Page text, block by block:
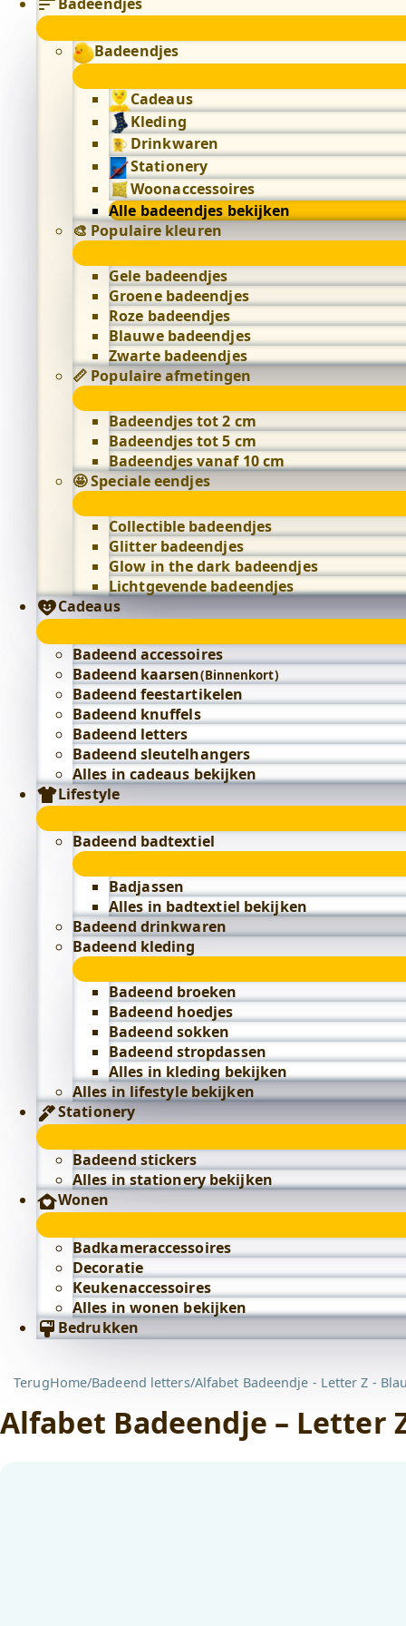
Badeendjes
Cadeaus
Kleding
Drinkwaren
Stationery
Woonaccessoires
Alle badeendjes bekijken
🎨 Populaire kleuren
Gele badeendjes
Groene badeendjes
Roze badeendjes
Blauwe badeendjes
Zwarte badeendjes
📏 Populaire afmetingen
Badeendjes tot 2 cm
Badeendjes tot 5 cm
Badeendjes vanaf 10 cm
🤩 Speciale eendjes
Collectible badeendjes
Glitter badeendjes
Glow in the dark badeendjes
Lichtgevende badeendjes
Cadeaus
Badeend accessoires
Badeend kaarsen(Binnenkort)
Badeend feestartikelen
Badeend knuffels
Badeend letters
Badeend sleutelhangers
Alles in cadeaus bekijken
Lifestyle
Badeend badtextiel
Badjassen
Alles in badtextiel bekijken
Badeend drinkwaren
Badeend kleding
Badeend broeken
Badeend hoedjes
Badeend sokken
Badeend stropdassen
Alles in kleding bekijken
Alles in lifestyle bekijken
Stationery
Badeend stickers
Alles in stationery bekijken
Wonen
Badkameraccessoires
Decoratie
Keukenaccessoires
Alles in wonen bekijken
Bedrukken
TerugHome/Badeend letters/Alfabet Badeendje - Letter Z -
Alfabet Badeendje – Letter